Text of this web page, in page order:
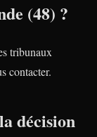
(48) ?
tribunaux
contacter.
décision